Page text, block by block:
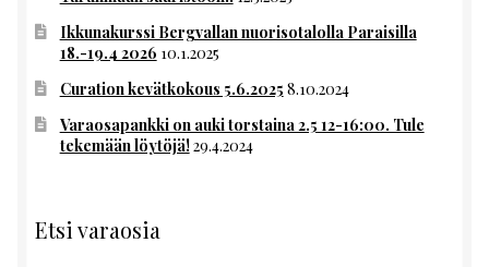
Ikkunakurssi Bergvallan nuorisotalolla Paraisilla
18.-19.4 2026 10.1.2025
Curation kevätkokous 5.6.2025 8.10.2024
Varaosapankki on auki torstaina 2.5 12-16:00. Tule
tekemään löytöjä!29.4.2024
Etsi varaosia